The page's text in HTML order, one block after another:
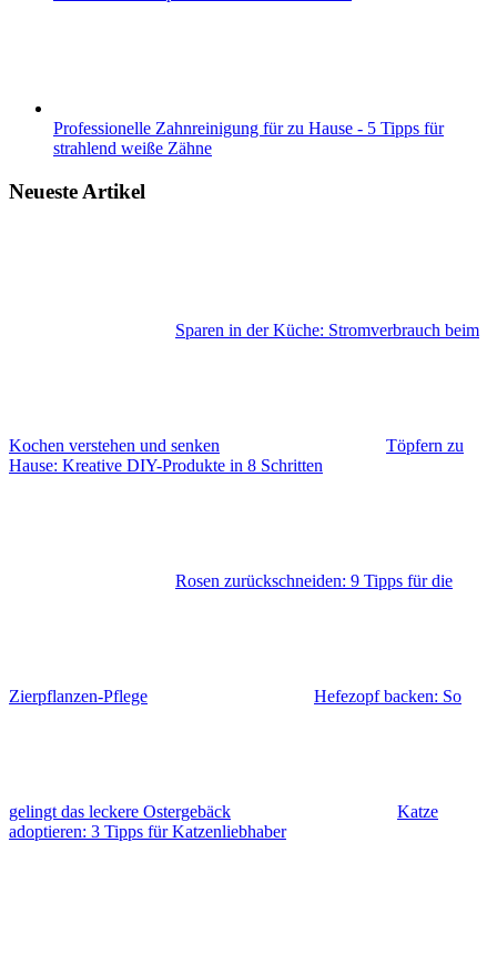
Professionelle Zahnreinigung für zu Hause - 5 Tipps für
strahlend weiße Zähne
Neueste Artikel
Sparen in der Küche: Stromverbrauch beim
Kochen verstehen und senken
Töpfern zu
Hause: Kreative DIY-Produkte in 8 Schritten
Rosen zurückschneiden: 9 Tipps für die
Zierpflanzen-Pflege Hefezopf backen: So
gelingt das leckere Ostergebäck
Katze
adoptieren: 3 Tipps für Katzenliebhaber